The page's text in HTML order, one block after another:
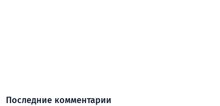
Последние комментарии